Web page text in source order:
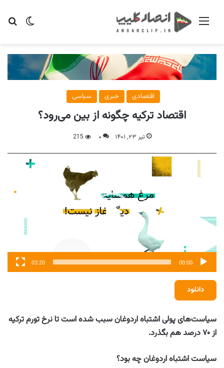
تغییر منو
اقتصادی خبری سیاسی
اقتصاد ترکیه چگونه از بین می‌رود؟
تیر ۲۳, ۱۴۰۱ ۰ 215
نمایشگر
00:00
03:20
دانلود
سیاست‌های پولی اشتباه اردوغان سبب شده است تا نرخ تورم ترکیه
از ۷۰ درصد هم بگذرد.
سیاست اشتباه اردوغان چه بود؟